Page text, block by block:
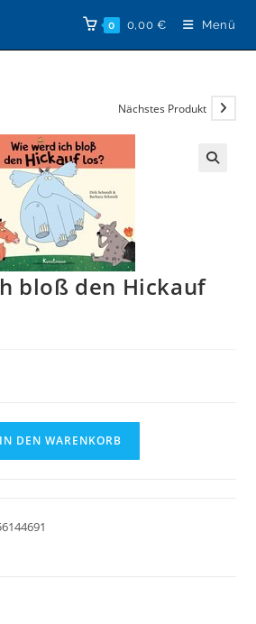
0 0,00 € Menü
Nächstes Produkt
bloß den Hickauf
IN DEN WARENKORB